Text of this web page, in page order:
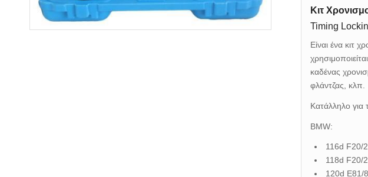
Κιτ
Timing
Είναι ένα κιτ
καδένας
φλάντζας, κλπ.
Κατάλληλο
BMW:
116d F20/
118d F20/
120d E81/